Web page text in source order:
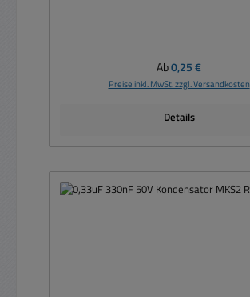
Regulärer Preis:
Ab0,25 €
Preise inkl. MwSt. zzgl. Versandkosten
Details